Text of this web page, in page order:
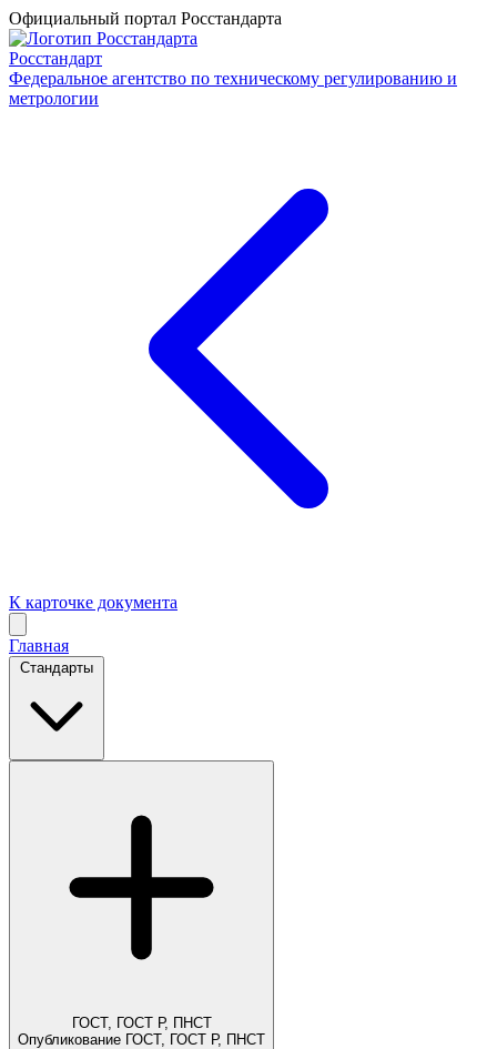
Официальный портал Росстандарта
Росстандарт
Федеральное агентство по техническому регулированию и
метрологии
К карточке документа
Главная
Стандарты
ГОСТ, ГОСТ Р, ПНСТ
Опубликование ГОСТ, ГОСТ Р, ПНСТ